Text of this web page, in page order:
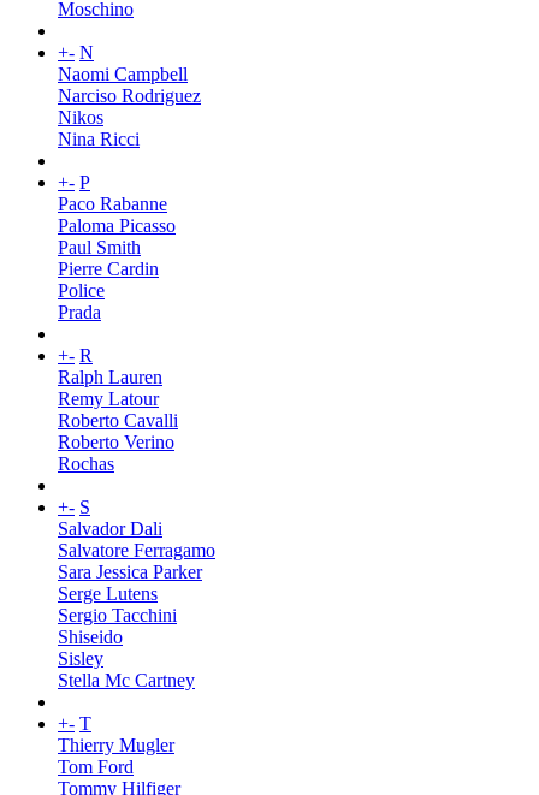
Moschino
+- N
Naomi Campbell
Narciso Rodriguez
Nikos
Nina Ricci
+- P
Paco Rabanne
Paloma Picasso
Paul Smith
Pierre Cardin
Police
Prada
+- R
Ralph Lauren
Remy Latour
Roberto Cavalli
Roberto Verino
Rochas
+- S
Salvador Dali
Salvatore Ferragamo
Sara Jessica Parker
Serge Lutens
Sergio Tacchini
Shiseido
Sisley
Stella Mc Cartney
+- T
Thierry Mugler
Tom Ford
Tommy Hilfiger